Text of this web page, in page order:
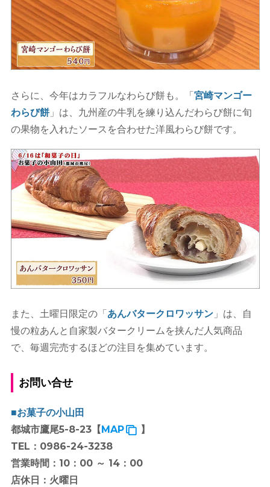
さらに、今年はカラフルなわらび餅も。「宮崎マンゴー
わらび餅」は、九州産の牛乳を練り込んだわらび餅に旬
の果物を入れたソースを合わせた洋風わらび餅です。
また、土曜日限定の「あんバタークロワッサン」は、自
慢の粒あんと自家製バタークリームを挟んだ人気商品
で、毎週完売するほどの注目を集めています。
お問い合せ
■お菓子の小山田
都城市鷹尾5-8-23【 MAP
】
TEL：0986-24-3238
営業時間：10：00 ～ 14：00
店休日：火曜日